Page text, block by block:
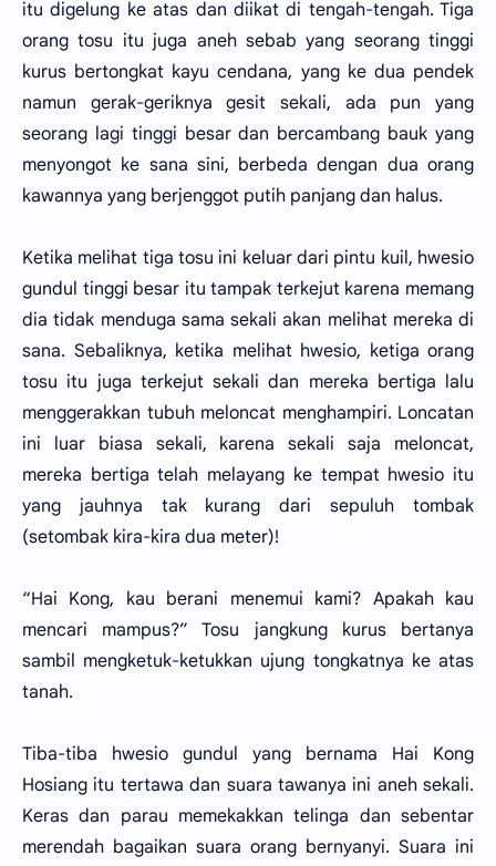
itu digelung ke atas dan diikat di tengah-tengah. Tiga
orang tosu itu juga aneh sebab yang seorang tinggi
kurus bertongkat kayu cendana, yang ke dua pendek
namun gerak-geriknya gesit sekali, ada pun yang
seorang lagi tinggi besar dan bercambang bauk yang
menyongot ke sana sini, berbeda dengan dua orang
kawannya yang berjenggot putih panjang dan halus.
Ketika melihat tiga tosu ini keluar dari pintu kuil, hwesio
gundul tinggi besar itu tampak terkejut karena memang
dia tidak menduga sama sekali akan melihat mereka di
sana. Sebaliknya, ketika melihat hwesio, ketiga orang
tosu itu juga terkejut sekali dan mereka bertiga lalu
menggerakkan tubuh meloncat menghampiri. Loncatan
ini luar biasa sekali, karena sekali saja meloncat,
mereka bertiga telah melayang ke tempat hwesio itu
yang jauhnya tak kurang dari sepuluh tombak
(setombak kira-kira dua meter)!
“Hai Kong, kau berani menemui kami? Apakah kau
mencari mampus?” Tosu jangkung kurus bertanya
sambil mengketuk-ketukkan ujung tongkatnya ke atas
tanah.
Tiba-tiba hwesio gundul yang bernama Hai Kong
Hosiang itu tertawa dan suara tawanya ini aneh sekali.
Keras dan parau memekakkan telinga dan sebentar
merendah bagaikan suara orang bernyanyi. Suara ini